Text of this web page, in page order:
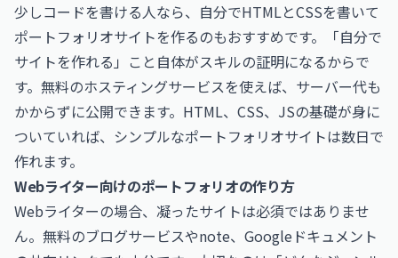
少しコードを書ける人なら、自分でHTMLとCSSを書いて
ポートフォリオサイトを作るのもおすすめです。「自分で
サイトを作れる」こと自体がスキルの証明になるからで
す。無料のホスティングサービスを使えば、サーバー代も
かからずに公開できます。HTML、CSS、JSの基礎が身に
ついていれば、シンプルなポートフォリオサイトは数日で
作れます。
Webライター向けのポートフォリオの作り方
Webライターの場合、凝ったサイトは必須ではありませ
ん。無料のブログサービスやnote、Googleドキュメント